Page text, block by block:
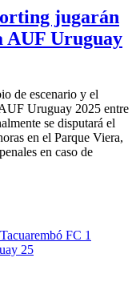
jugarán
AUF Uruguay
de escenario y el
Uruguay 2025 entre
se disputará el
en el Parque Viera,
en caso de